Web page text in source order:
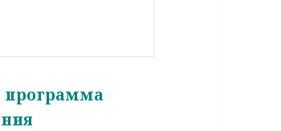
программа